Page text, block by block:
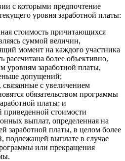
с которыми предпочтение
уровня заработной платы:
стоимость причитающихся
суммой величин,
момент на каждого участника
более объективно,
уровням заработной платы,
допущений;
с увеличением
обязательством программы
платы; и
приведенной стоимости
выплат, определенная на
заработной платы, в целом более
подлежащей выплате в случае
или прекращения